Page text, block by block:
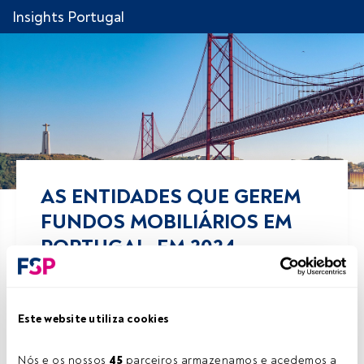
Este website utiliza cookies
Nós e os nossos 45 parceiros armazenamos e acedemos a
Insights Portugal
AS ENTIDADES QUE GEREM
FUNDOS MOBILIÁRIOS EM
PORTUGAL, EM 2024